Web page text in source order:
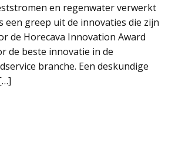
en regenwater verwerkt
een greep uit de innovaties die zijn
de Horecava Innovation Award
de beste innovatie in de
branche. Een deskundige